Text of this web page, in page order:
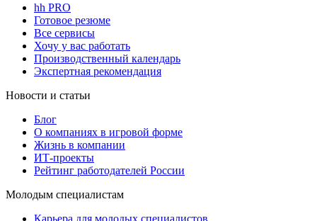
hh PRO
Готовое резюме
Все сервисы
Хочу у вас работать
Производственный календарь
Экспертная рекомендация
Новости и статьи
Блог
О компаниях в игровой форме
Жизнь в компании
ИТ-проекты
Рейтинг работодателей России
Молодым специалистам
Карьера для молодых специалистов